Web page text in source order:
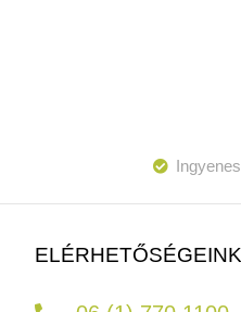
ELÉRHETŐSÉGEINK